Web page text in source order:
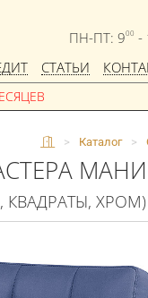
ПН-ПТ: 900 -
СТАТЬИ
> Каталог >
КВАДРАТЫ, ХРОМ)